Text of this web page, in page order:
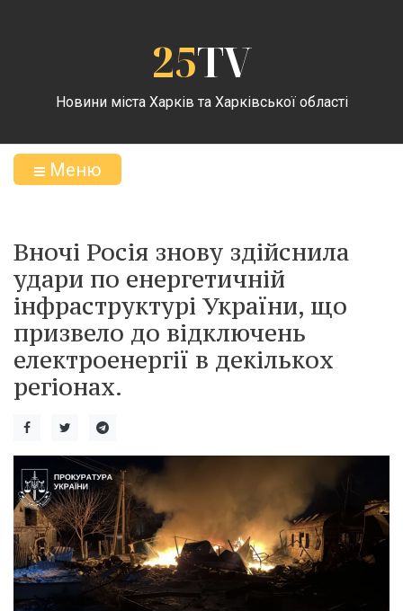
25TV
Новини міста Харків та Харківської області
Меню
Вночі Росія знову здійснила
удари по енергетичній
інфраструктурі України, що
призвело до відключень
електроенергії в декількох
регіонах.